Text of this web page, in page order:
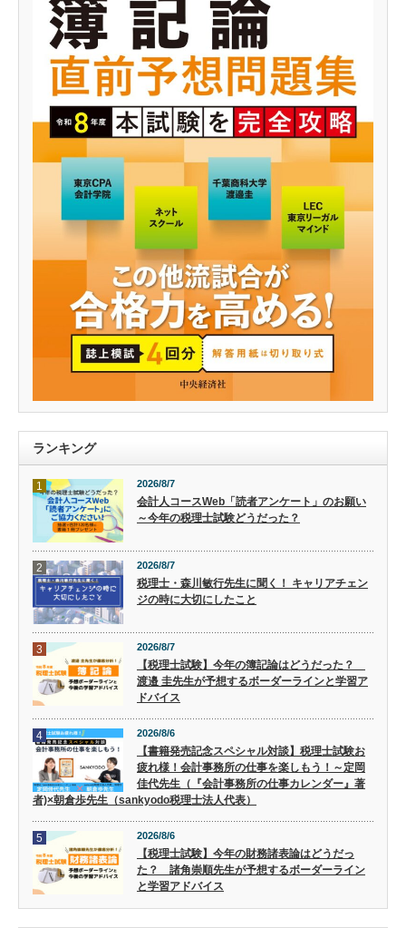
ランキング
1 2026/8/7
会計人コースWeb「読者アンケート」のお願い
～今年の税理士試験どうだった？
2 2026/8/7
税理士・森川敏行先生に聞く！ キャリアチェン
ジの時に大切にしたこと
3 2026/8/7
【税理士試験】今年の簿記論はどうだった？
渡邉 圭先生が予想するボーダーラインと学習ア
ドバイス
4 2026/8/6
【書籍発売記念スペシャル対談】税理士試験お
疲れ様！会計事務所の仕事を楽しもう！～定岡
佳代先生（『会計事務所の仕事カレンダー』著
者)×朝倉歩先生（sankyodo税理士法人代表）
5 2026/8/6
【税理士試験】今年の財務諸表論はどうだっ
た？ 諸角崇順先生が予想するボーダーライン
と学習アドバイス